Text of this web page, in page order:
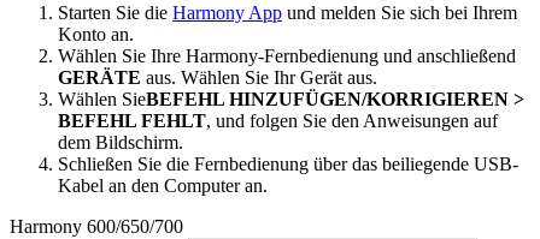
Starten Sie die Harmony App und melden Sie sich bei Ihrem
Konto an.
Wählen Sie Ihre Harmony-Fernbedienung und anschließend
GERÄTE aus. Wählen Sie Ihr Gerät aus.
Wählen SieBEFEHL HINZUFÜGEN/KORRIGIEREN >
BEFEHL FEHLT, und folgen Sie den Anweisungen auf
dem Bildschirm.
Schließen Sie die Fernbedienung über das beiliegende USB-
Kabel an den Computer an.
Harmony 600/650/700